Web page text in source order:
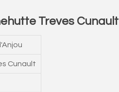
Treves Cunault
Cunault